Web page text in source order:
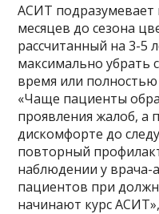
АСИТ подразумевает
месяцев до сезона
рассчитанный на 3-5
максимально убрать
время или полностью
«Чаще пациенты
проявления жалоб, а
дискомфорте до
повторный
наблюдении у врача-
пациентов при
начинают курс